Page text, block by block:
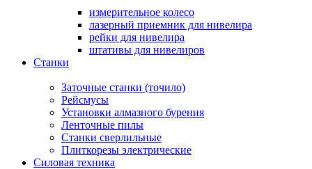
измерительное колесо
лазерный приемник для нивелира
рейки для нивелира
штативы для нивелиров
Станки
Заточные станки (точило)
Рейсмусы
Установки алмазного бурения
Ленточные пилы
Станки сверлильные
Плиткорезы электрические
Силовая техника